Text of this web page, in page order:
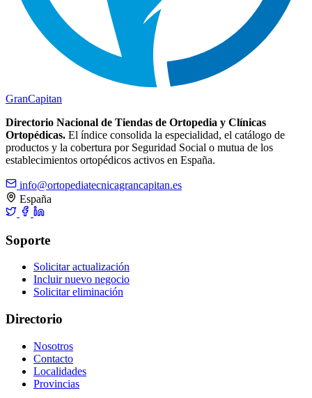
GranCapitan
Directorio Nacional de Tiendas de Ortopedia y Clínicas
Ortopédicas. El índice consolida la especialidad, el catálogo de
productos y la cobertura por Seguridad Social o mutua de los
establecimientos ortopédicos activos en España.
info@ortopediatecnicagrancapitan.es
España
Soporte
Solicitar actualización
Incluir nuevo negocio
Solicitar eliminación
Directorio
Nosotros
Contacto
Localidades
Provincias